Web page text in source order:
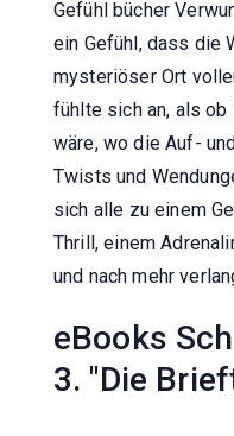
Gefühl bücher
ein Gefühl, dass die
mysteriöser Ort
fühlte sich an, als ob
wäre, wo die Auf-
Twists und
sich alle zu einem
Thrill, einem
und nach mehr
eBooks
3. "Die